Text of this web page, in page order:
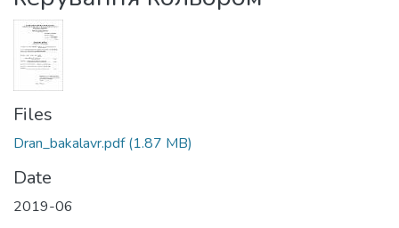
Files
Dran_bakalavr.pdf(1.87 MB)
Date
2019-06